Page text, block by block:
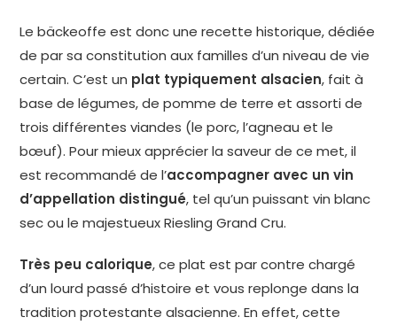
Le bäckeoffe est donc une recette historique, dédiée
de par sa constitution aux familles d’un niveau de vie
certain. C’est un plat typiquement alsacien, fait à
base de légumes, de pomme de terre et assorti de
trois différentes viandes (le porc, l’agneau et le
bœuf). Pour mieux apprécier la saveur de ce met, il
est recommandé de l’accompagner avec un vin
d’appellation distingué, tel qu’un puissant vin blanc
sec ou le majestueux Riesling Grand Cru.
Très peu calorique, ce plat est par contre chargé
d’un lourd passé d’histoire et vous replonge dans la
tradition protestante alsacienne. En effet, cette